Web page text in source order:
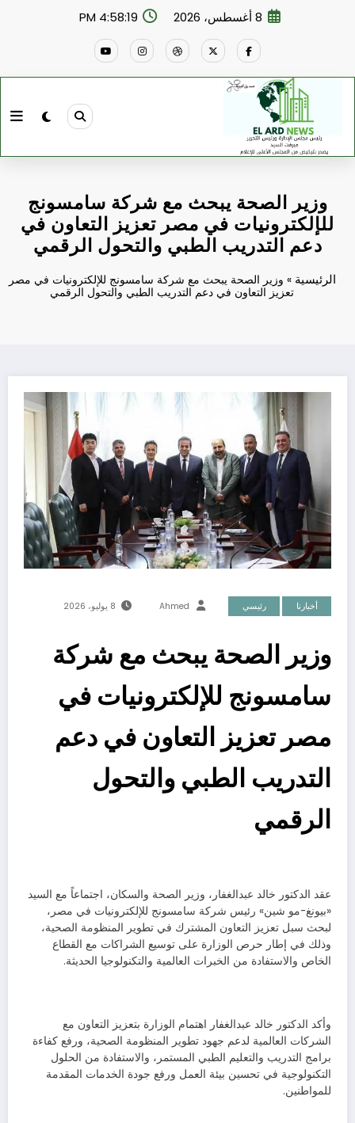
8 أغسطس، 2026 4:58:20 PM
وزير الصحة يبحث مع شركة سامسونج
للإلكترونيات في مصر تعزيز التعاون في
دعم التدريب الطبي والتحول الرقمي
الرئيسية » وزير الصحة يبحث مع شركة سامسونج للإلكترونيات في مصر
تعزيز التعاون في دعم التدريب الطبي والتحول الرقمي
أخبارنا رئيسي Ahmed 8 يوليو، 2026
وزير الصحة يبحث مع شركة
سامسونج للإلكترونيات في
مصر تعزيز التعاون في دعم
التدريب الطبي والتحول
الرقمي
عقد الدكتور خالد عبدالغفار، وزير الصحة والسكان، اجتماعاً مع السيد
«بيونغ-مو شين» رئيس شركة سامسونج للإلكترونيات في مصر،
لبحث سبل تعزيز التعاون المشترك في تطوير المنظومة الصحية،
وذلك في إطار حرص الوزارة على توسيع الشراكات مع القطاع
الخاص والاستفادة من الخبرات العالمية والتكنولوجيا الحديثة.
وأكد الدكتور خالد عبدالغفار اهتمام الوزارة بتعزيز التعاون مع
الشركات العالمية لدعم جهود تطوير المنظومة الصحية، ورفع كفاءة
برامج التدريب والتعليم الطبي المستمر، والاستفادة من الحلول
التكنولوجية في تحسين بيئة العمل ورفع جودة الخدمات المقدمة
للمواطنين.